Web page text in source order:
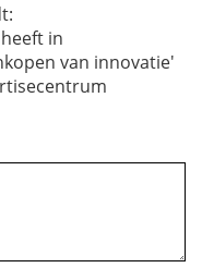
in
van innovatie'